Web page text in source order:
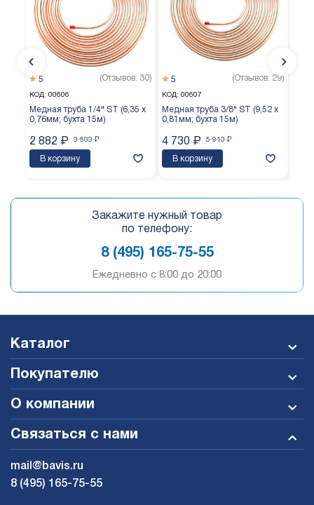
КОД: 00606
Медная труба 1/4" ST (6,35 х
0,76мм; бухта 15м)
(Отзывов: 30)
5
3 603 ₽
2 882 ₽
В корзину
КОД: 00607
Медная труба 3/8" ST (9,52 х
0,81мм; бухта 15м)
(Отзывов: 29)
5
5 913 ₽
4 730 ₽
В корзину
Закажите нужный товар
по телефону:
8 (495) 165-75-55
Ежедневно c 8:00 до 20:00
Каталог
Покупателю
О компании
Связаться с нами
mail@bavis.ru
8 (495) 165-75-55